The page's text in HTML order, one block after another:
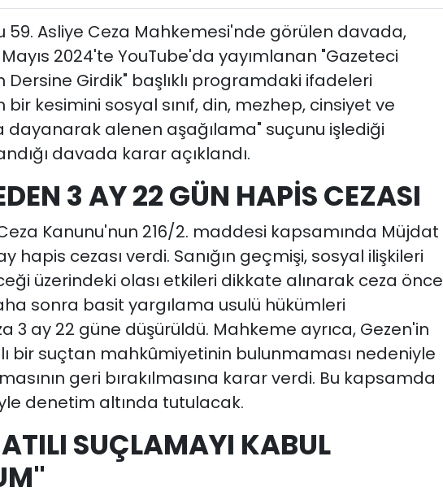
59. Asliye Ceza Mahkemesi'nde görülen davada,
2024'te YouTube'da yayımlanan "Gazeteci
Dersine Girdik" başlıklı programdaki ifadeleri
bir kesimini sosyal sınıf, din, mezhep, cinsiyet ve
dayanarak alenen aşağılama" suçunu işlediği
davada karar açıklandı.
3 AY 22 GÜN HAPİS CEZASI
Kanunu'nun 216/2. maddesi kapsamında Müjdat
hapis cezası verdi. Sanığın geçmişi, sosyal ilişkileri
üzerindeki olası etkileri dikkate alınarak ceza önce
sonra basit yargılama usulü hükümleri
3 ay 22 güne düşürüldü. Mahkeme ayrıca, Gezen'in
bir suçtan mahkûmiyetinin bulunmaması nedeniyle
geri bırakılmasına karar verdi. Bu kapsamda
denetim altında tutulacak.
SUÇLAMAYI KABUL